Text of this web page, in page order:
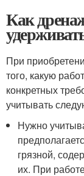
Как
При
того, какую
конкретных
учитывать
Нужно
грязной,
их. При